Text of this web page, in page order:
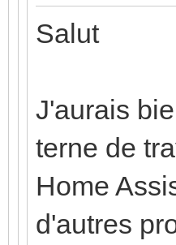
Salut
J'aurais
terne de
Home
d'autres